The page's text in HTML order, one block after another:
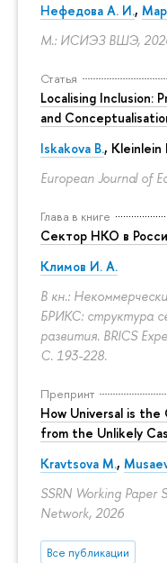
Нефедова А. И.,
М.: ИСИЭЗ ВШЭ,
Статья
Localising Inclusion:
and
Iskakova B., Kleinlein
European Journal of
Глава в книге
Сектор НКО в
Климов И. А.
В кн.:
БРИКС: структура
развития. BRICS
С. 193-228.
Препринт
How Universal is
from the Unlikely
Kravtsova M.,
SSRN Working Paper
Network, 2026
Все публикации